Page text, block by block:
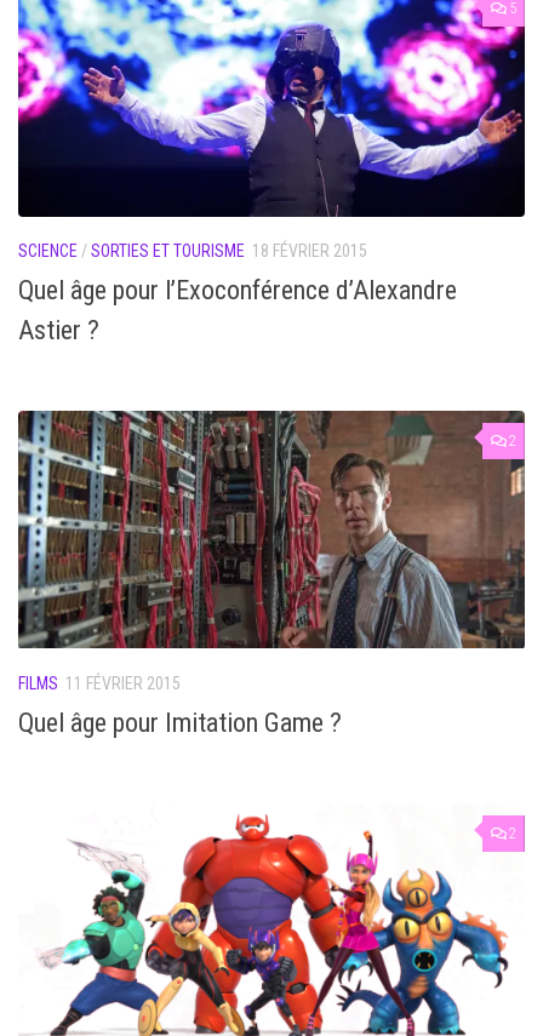
5
SCIENCE /SORTIES ET TOURISME 18 FÉVRIER 2015
Quel âge pour l’Exoconférence d’Alexandre
Astier ?
2
FILMS 11 FÉVRIER 2015
Quel âge pour Imitation Game ?
2